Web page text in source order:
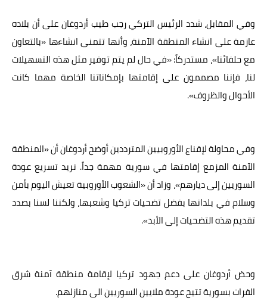
وفي المقابل، شدد الرئيس التركي رجب طيب أردوغان على أن بلاده
عازمة على انشاء المنطقة الآمنة، وأنها تتمنى انشاءها «بالتعاون
مع حلفائنا»، مستدركاً: «في حال لم يتم توفير مثل هذه التسهيلات
لنا، فإننا مصممون على إقامتها بإمكاناتنا الخاصة مهما كانت
الأحوال والظروف».
وفي محاولة لإقناع الأوروبيين المترددين أوضح أردوغان أن «المنطقة
الآمنة المزمع إقامتها في سورية مهمة جداً. نريد تسريع عودة
السوريين إلى ديارهم»، وزاد أن «الشعوب الأوروبية تعيش اليوم بأمن
وسلام في بلدانها بفضل تضحيات تركيا وشعبها، ولكننا لسنا بصدد
تقديم هذه التضحيات إلى الأبد».
وحض أردوغان على دعم جهود تركيا لإقامة منطقة آمنة شرق
الفرات بسورية تتيح عودة ملايين السوريين الى منازلهم.